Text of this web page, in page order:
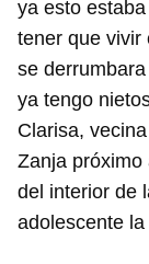
ya esto
tener que vivir
se
ya tengo
Clarisa,
Zanja próximo
del interior de
adolescente